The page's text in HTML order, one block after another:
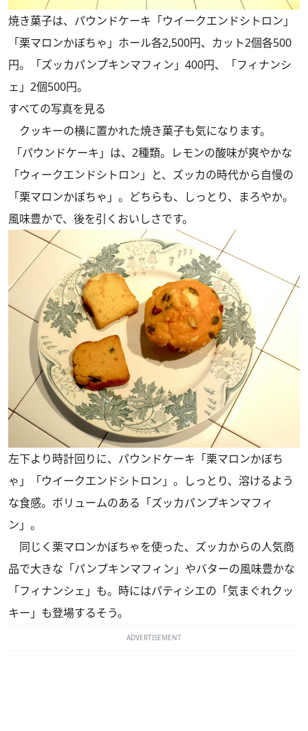
焼き菓子は、パウンドケーキ「ウイークエンドシトロン」
「栗マロンかぼちゃ」ホール各2,500円、カット2個各500
円。「ズッカパンプキンマフィン」400円、「フィナンシ
ェ」2個500円。
すべての写真を見る
クッキーの横に置かれた焼き菓子も気になります。
「パウンドケーキ」は、2種類。レモンの酸味が爽やかな
「ウィークエンドシトロン」と、ズッカの時代から自慢の
「栗マロンかぼちゃ」。どちらも、しっとり、まろやか。
風味豊かで、後を引くおいしさです。
左下より時計回りに、パウンドケーキ「栗マロンかぼち
ゃ」「ウイークエンドシトロン」。しっとり、溶けるよう
な食感。ボリュームのある「ズッカパンプキンマフィ
ン」。
同じく栗マロンかぼちゃを使った、ズッカからの人気商
品で大きな「パンプキンマフィン」やバターの風味豊かな
「フィナンシェ」も。時にはパティシエの「気まぐれクッ
キー」も登場するそう。
ADVERTISEMENT